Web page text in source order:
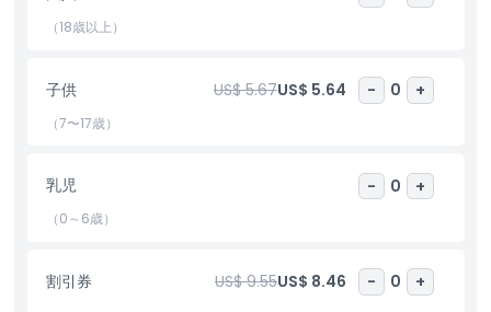
（18歳以上）
子供 US$ 5.67US$ 5.64 - 0 +
（7〜17歳）
乳児 - 0 +
（0～6歳）
割引券 US$ 9.55US$ 8.46 - 0 +